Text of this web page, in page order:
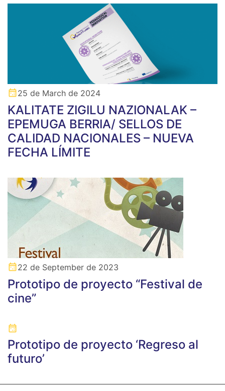
25 de March de 2024
KALITATE ZIGILU NAZIONALAK –
EPEMUGA BERRIA/ SELLOS DE
CALIDAD NACIONALES – NUEVA
FECHA LÍMITE
22 de September de 2023
Prototipo de proyecto “Festival de
cine”
Prototipo de proyecto ‘Regreso al
futuro’